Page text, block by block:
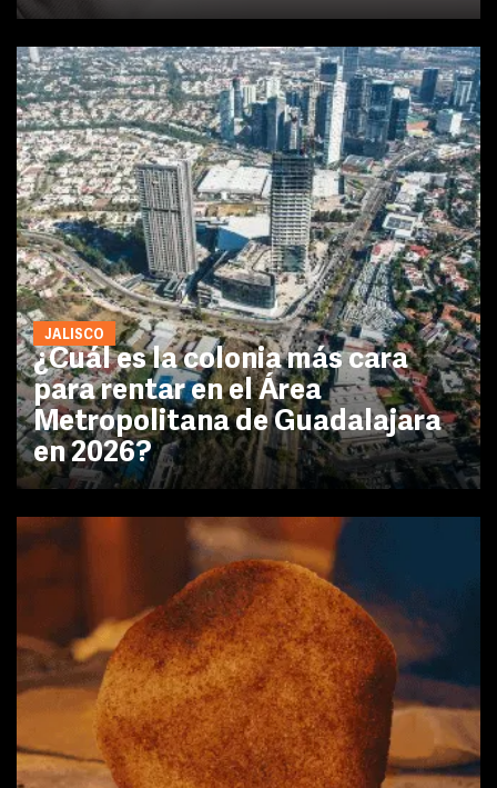
JALISCO
¿Cuál es la colonia más cara
para rentar en el Área
Metropolitana de Guadalajara
en 2026?